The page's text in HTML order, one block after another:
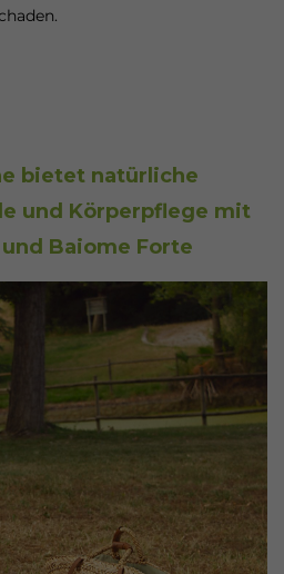
bietet natürliche
und Körperpflege mit
Baiome Forte